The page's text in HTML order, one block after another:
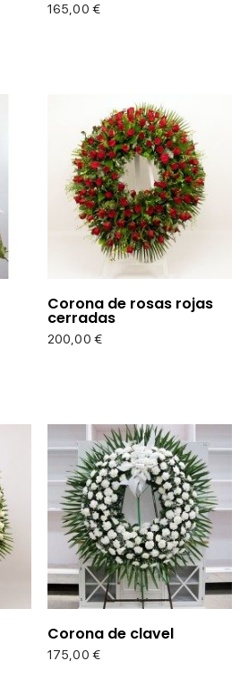
Precio
165,00 €
Corona de rosas rojas
cerradas
Precio
200,00 €
Corona de clavel
Precio
175,00 €